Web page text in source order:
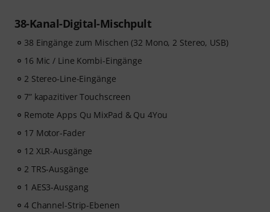
38-Kanal-Digital-Mischpult
38 Eingänge zum Mischen (32 Mono, 2 Stereo, USB)
16 Mic / Line Kombi-Eingänge
2 Stereo-Line-Eingänge
7” kapazitiver Touchscreen
Remote Apps Qu MixPad & Qu 4You
17 Motor-Fader
12 XLR-Ausgänge
2 TRS-Ausgänge
1 AES3-Ausgang
4 Channel-Strip-Ebenen